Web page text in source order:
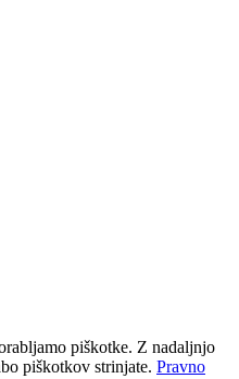
piškotke. Z nadaljnjo
piškotkov strinjate. Pravno